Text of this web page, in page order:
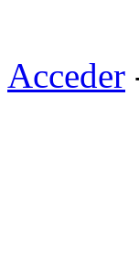
Acceder